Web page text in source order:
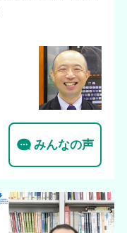
みんなの声